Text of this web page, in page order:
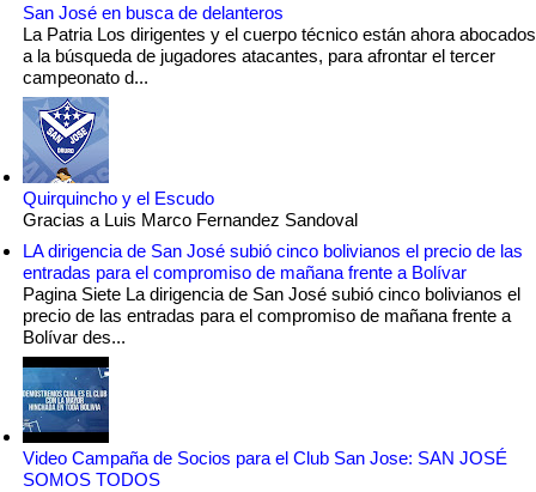
San José en busca de delanteros
La Patria Los dirigentes y el cuerpo técnico están ahora abocados
a la búsqueda de jugadores atacantes, para afrontar el tercer
campeonato d...
Quirquincho y el Escudo
Gracias a Luis Marco Fernandez Sandoval
LA dirigencia de San José subió cinco bolivianos el precio de las
entradas para el compromiso de mañana frente a Bolívar
Pagina Siete La dirigencia de San José subió cinco bolivianos el
precio de las entradas para el compromiso de mañana frente a
Bolívar des...
Video Campaña de Socios para el Club San Jose: SAN JOSÉ
SOMOS TODOS